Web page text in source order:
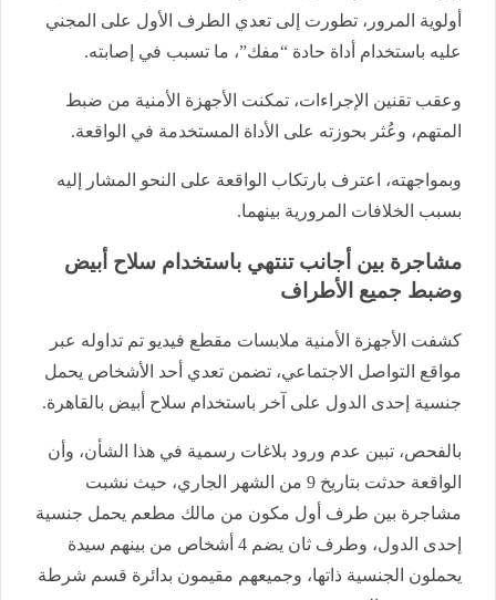
أولوية المرور، تطورت إلى تعدي الطرف الأول على المجني
عليه باستخدام أداة حادة “مفك”، ما تسبب في إصابته.
وعقب تقنين الإجراءات، تمكنت الأجهزة الأمنية من ضبط
المتهم، وعُثر بحوزته على الأداة المستخدمة في الواقعة.
وبمواجهته، اعترف بارتكاب الواقعة على النحو المشار إليه
بسبب الخلافات المرورية بينهما.
مشاجرة بين أجانب تنتهي باستخدام سلاح أبيض
وضبط جميع الأطراف
كشفت الأجهزة الأمنية ملابسات مقطع فيديو تم تداوله عبر
مواقع التواصل الاجتماعي، تضمن تعدي أحد الأشخاص يحمل
جنسية إحدى الدول على آخر باستخدام سلاح أبيض بالقاهرة.
بالفحص، تبين عدم ورود بلاغات رسمية في هذا الشأن، وأن
الواقعة حدثت بتاريخ 9 من الشهر الجاري، حيث نشبت
مشاجرة بين طرف أول مكون من مالك مطعم يحمل جنسية
إحدى الدول، وطرف ثان يضم 4 أشخاص من بينهم سيدة
يحملون الجنسية ذاتها، وجميعهم مقيمون بدائرة قسم شرطة